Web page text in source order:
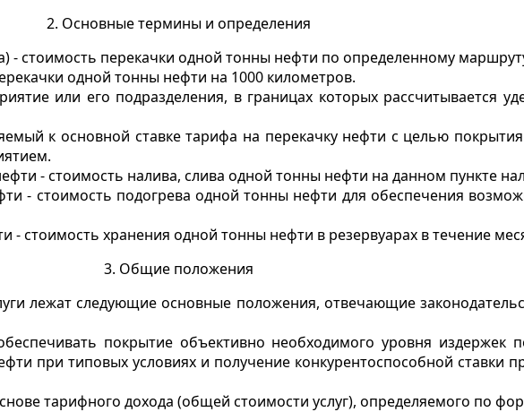
2. Основные термины и определения
- стоимость перекачки одной тонны нефти по определенному
одной тонны нефти на 1000 километров.
или его подразделения, в границах которых рассчитывается
к основной ставке тарифа на перекачку нефти с целью
- стоимость налива, слива одной тонны нефти на данном пункте
- стоимость подогрева одной тонны нефти для обеспечения
- стоимость хранения одной тонны нефти в резервуарах в течение
3. Общие положения
лежат следующие основные положения, отвечающие
покрытие объективно необходимого уровня издержек
при типовых условиях и получение конкурентоспособной ставки
тарифного дохода (общей стоимости услуг), определяемого по